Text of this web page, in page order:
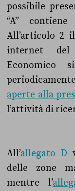
possibile
“A”
All’articolo 2
internet del
Economico
aperte alla
l’attività di
All’allegato D
delle zone
mentre l’